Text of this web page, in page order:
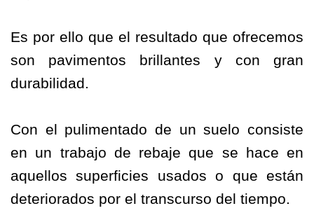
Es por ello que el resultado que ofrecemos
son pavimentos brillantes y con gran
durabilidad.
Con el pulimentado de un suelo consiste
en un trabajo de rebaje que se hace en
aquellos superficies usados o que están
deteriorados por el transcurso del tiempo.